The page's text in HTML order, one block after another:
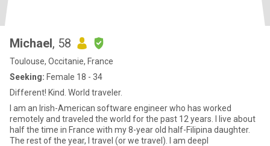
Michael, 58
Toulouse, Occitanie, France
Seeking: Female 18 - 34
Different! Kind. World traveler.
I am an Irish-American software engineer who has worked
remotely and traveled the world for the past 12 years. I live about
half the time in France with my 8-year old half-Filipina daughter.
The rest of the year, I travel (or we travel). I am deepl